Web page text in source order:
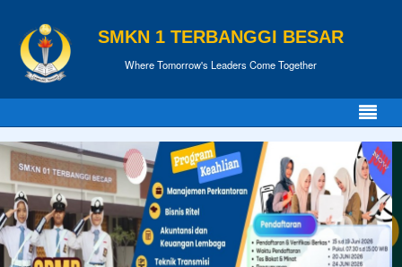
SMKN 1 TERBANGGI BESAR
Where Tomorrow's Leaders Come Together